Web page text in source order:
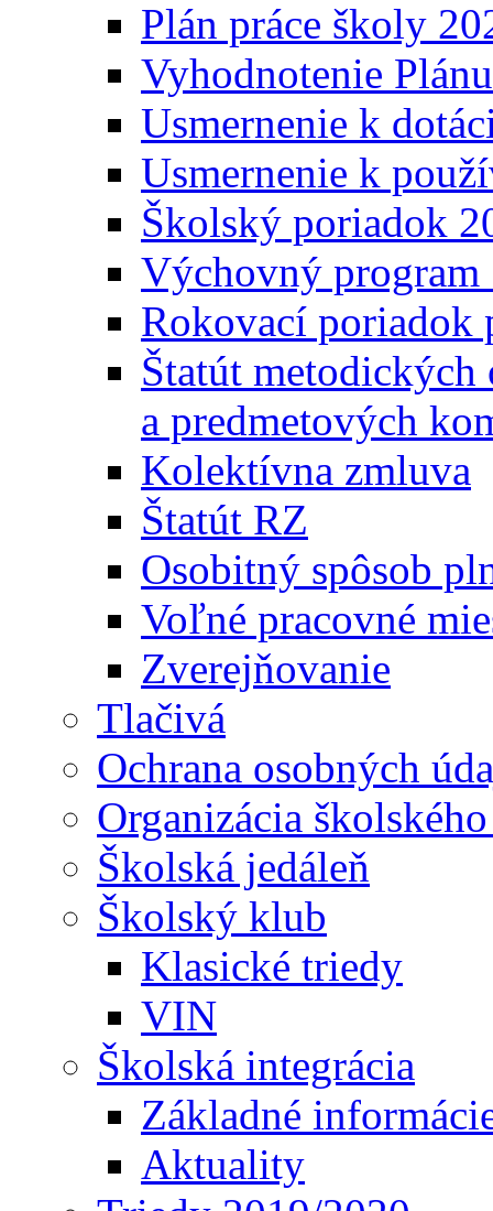
Plán práce školy
Vyhodnotenie
Usmernenie k
Usmernenie k
Školský poriadok
Výchovný
Rokovací poriadok
Štatút
a predmetových
Kolektívna zmluva
Štatút RZ
Osobitný spôsob
Voľné pracovné
Zverejňovanie
Tlačivá
Ochrana osobných
Organizácia
Školská jedáleň
Školský klub
Klasické triedy
VIN
Školská integrácia
Základné
Aktuality